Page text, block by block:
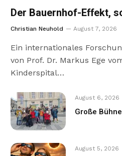
Der Bauernhof-Effekt,
Christian Neuhold August 7, 2026
Ein internationales
von Prof. Dr. Markus Ege
Kinderspital…
August 6, 2026
Große
August 5, 2026